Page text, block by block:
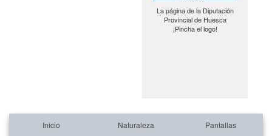
La página de la Diputación
Provincial de Huesca
¡Pincha el logo!
Inicio Naturaleza Pantallas